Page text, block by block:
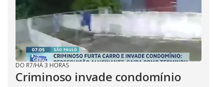
DO R7/HÁ 3 HORAS
Criminoso invade condomínio